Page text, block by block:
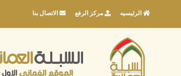
الرئيسيه مركز الرفع الاتصال بنا